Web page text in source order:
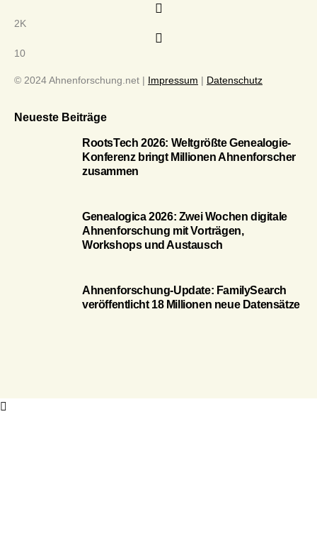
2K
10
© 2024 Ahnenforschung.net | Impressum | Datenschutz
Neueste Beiträge
RootsTech 2026: Weltgrößte Genealogie-
Konferenz bringt Millionen Ahnenforscher
zusammen
Genealogica 2026: Zwei Wochen digitale
Ahnenforschung mit Vorträgen,
Workshops und Austausch
Ahnenforschung-Update: FamilySearch
veröffentlicht 18 Millionen neue Datensätze